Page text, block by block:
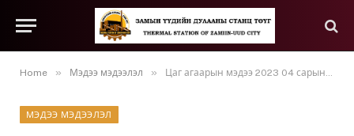
Home » Мэдээ мэдээлэл » Цаг агаарын мэдээ 2023 04 сарын 26-30 өдрүүдэд
МЭДЭЭ МЭДЭЭЛЭЛ